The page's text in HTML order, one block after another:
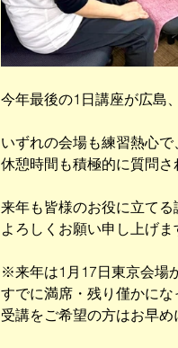
今年最後の1日講座が広島
いずれの会場も練習熱心で、
休憩時間も積極的に質問さ
来年も皆様のお役に立てる
よろしくお願い申し上げま
※来年は1月17日東京会場
すでに満席・残り僅かにな
受講をご希望の方はお早め